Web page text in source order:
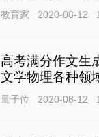
教育家 2020-08-12
高考满分作文生
文学物理各种领
量子位 2020-08-12